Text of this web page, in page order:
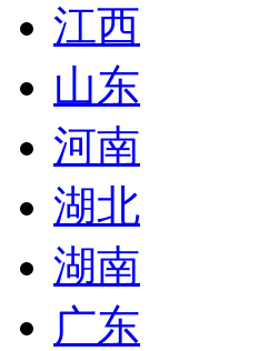
江西
山东
河南
湖北
湖南
广东